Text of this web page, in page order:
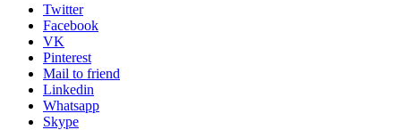
Twitter
Facebook
VK
Pinterest
Mail to friend
Linkedin
Whatsapp
Skype